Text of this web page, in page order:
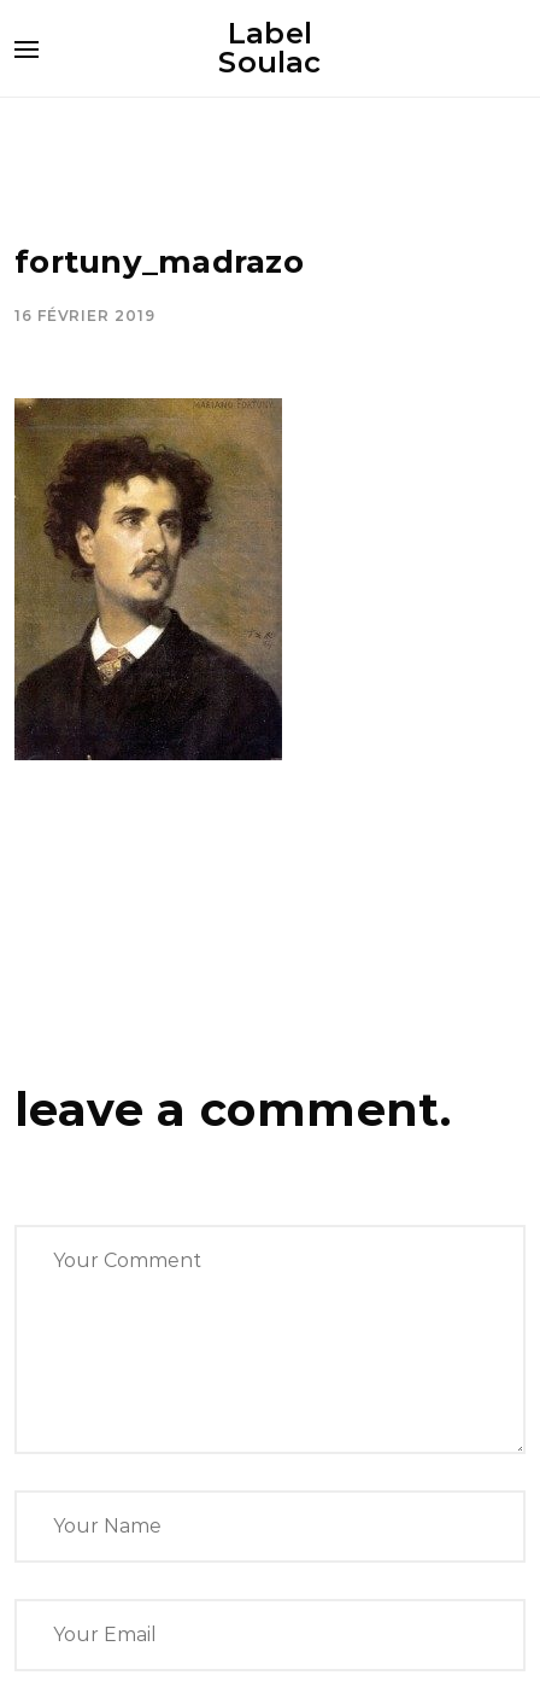
Label
Soulac
fortuny_madrazo
16 FÉVRIER 2019
leave a comment.